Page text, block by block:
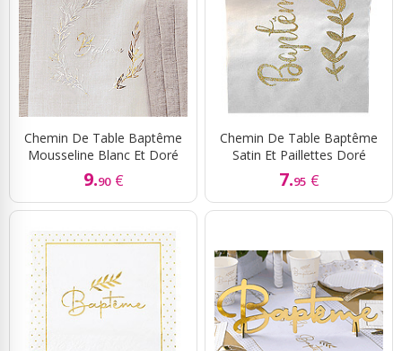
Chemin De Table Baptême
Mousseline Blanc Et Doré
9.90 €
Chemin De Table Baptême
Satin Et Paillettes Doré
7.95 €